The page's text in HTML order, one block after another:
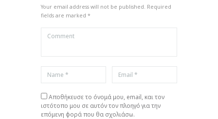
Your email address will not be published. Required
fields are marked *
Αποθήκευσε το όνομά μου, email, και τον
ιστότοπο μου σε αυτόν τον πλοηγό για την
επόμενη φορά που θα σχολιάσω.